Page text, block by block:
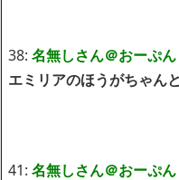
38: 名無しさん＠おーぷん
エミリアのほうがちゃん
41: 名無しさん＠おーぷん